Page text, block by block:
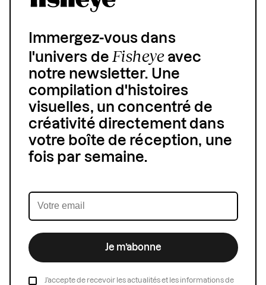
Immergez-vous dans
l'univers de Fisheyeavec
notre newsletter. Une
compilation d'histoires
visuelles, un concentré de
créativité directement dans
votre boîte de réception, une
fois par semaine.
Je m’abonne
J’accepte de recevoir les actualités et les informations de